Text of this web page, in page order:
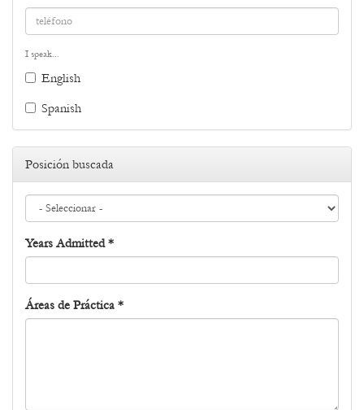
correo
electrónico
*
*
I speak...
English
Spanish
Spanish
Posición buscada
*
Years Admitted*
Áreas de Práctica *